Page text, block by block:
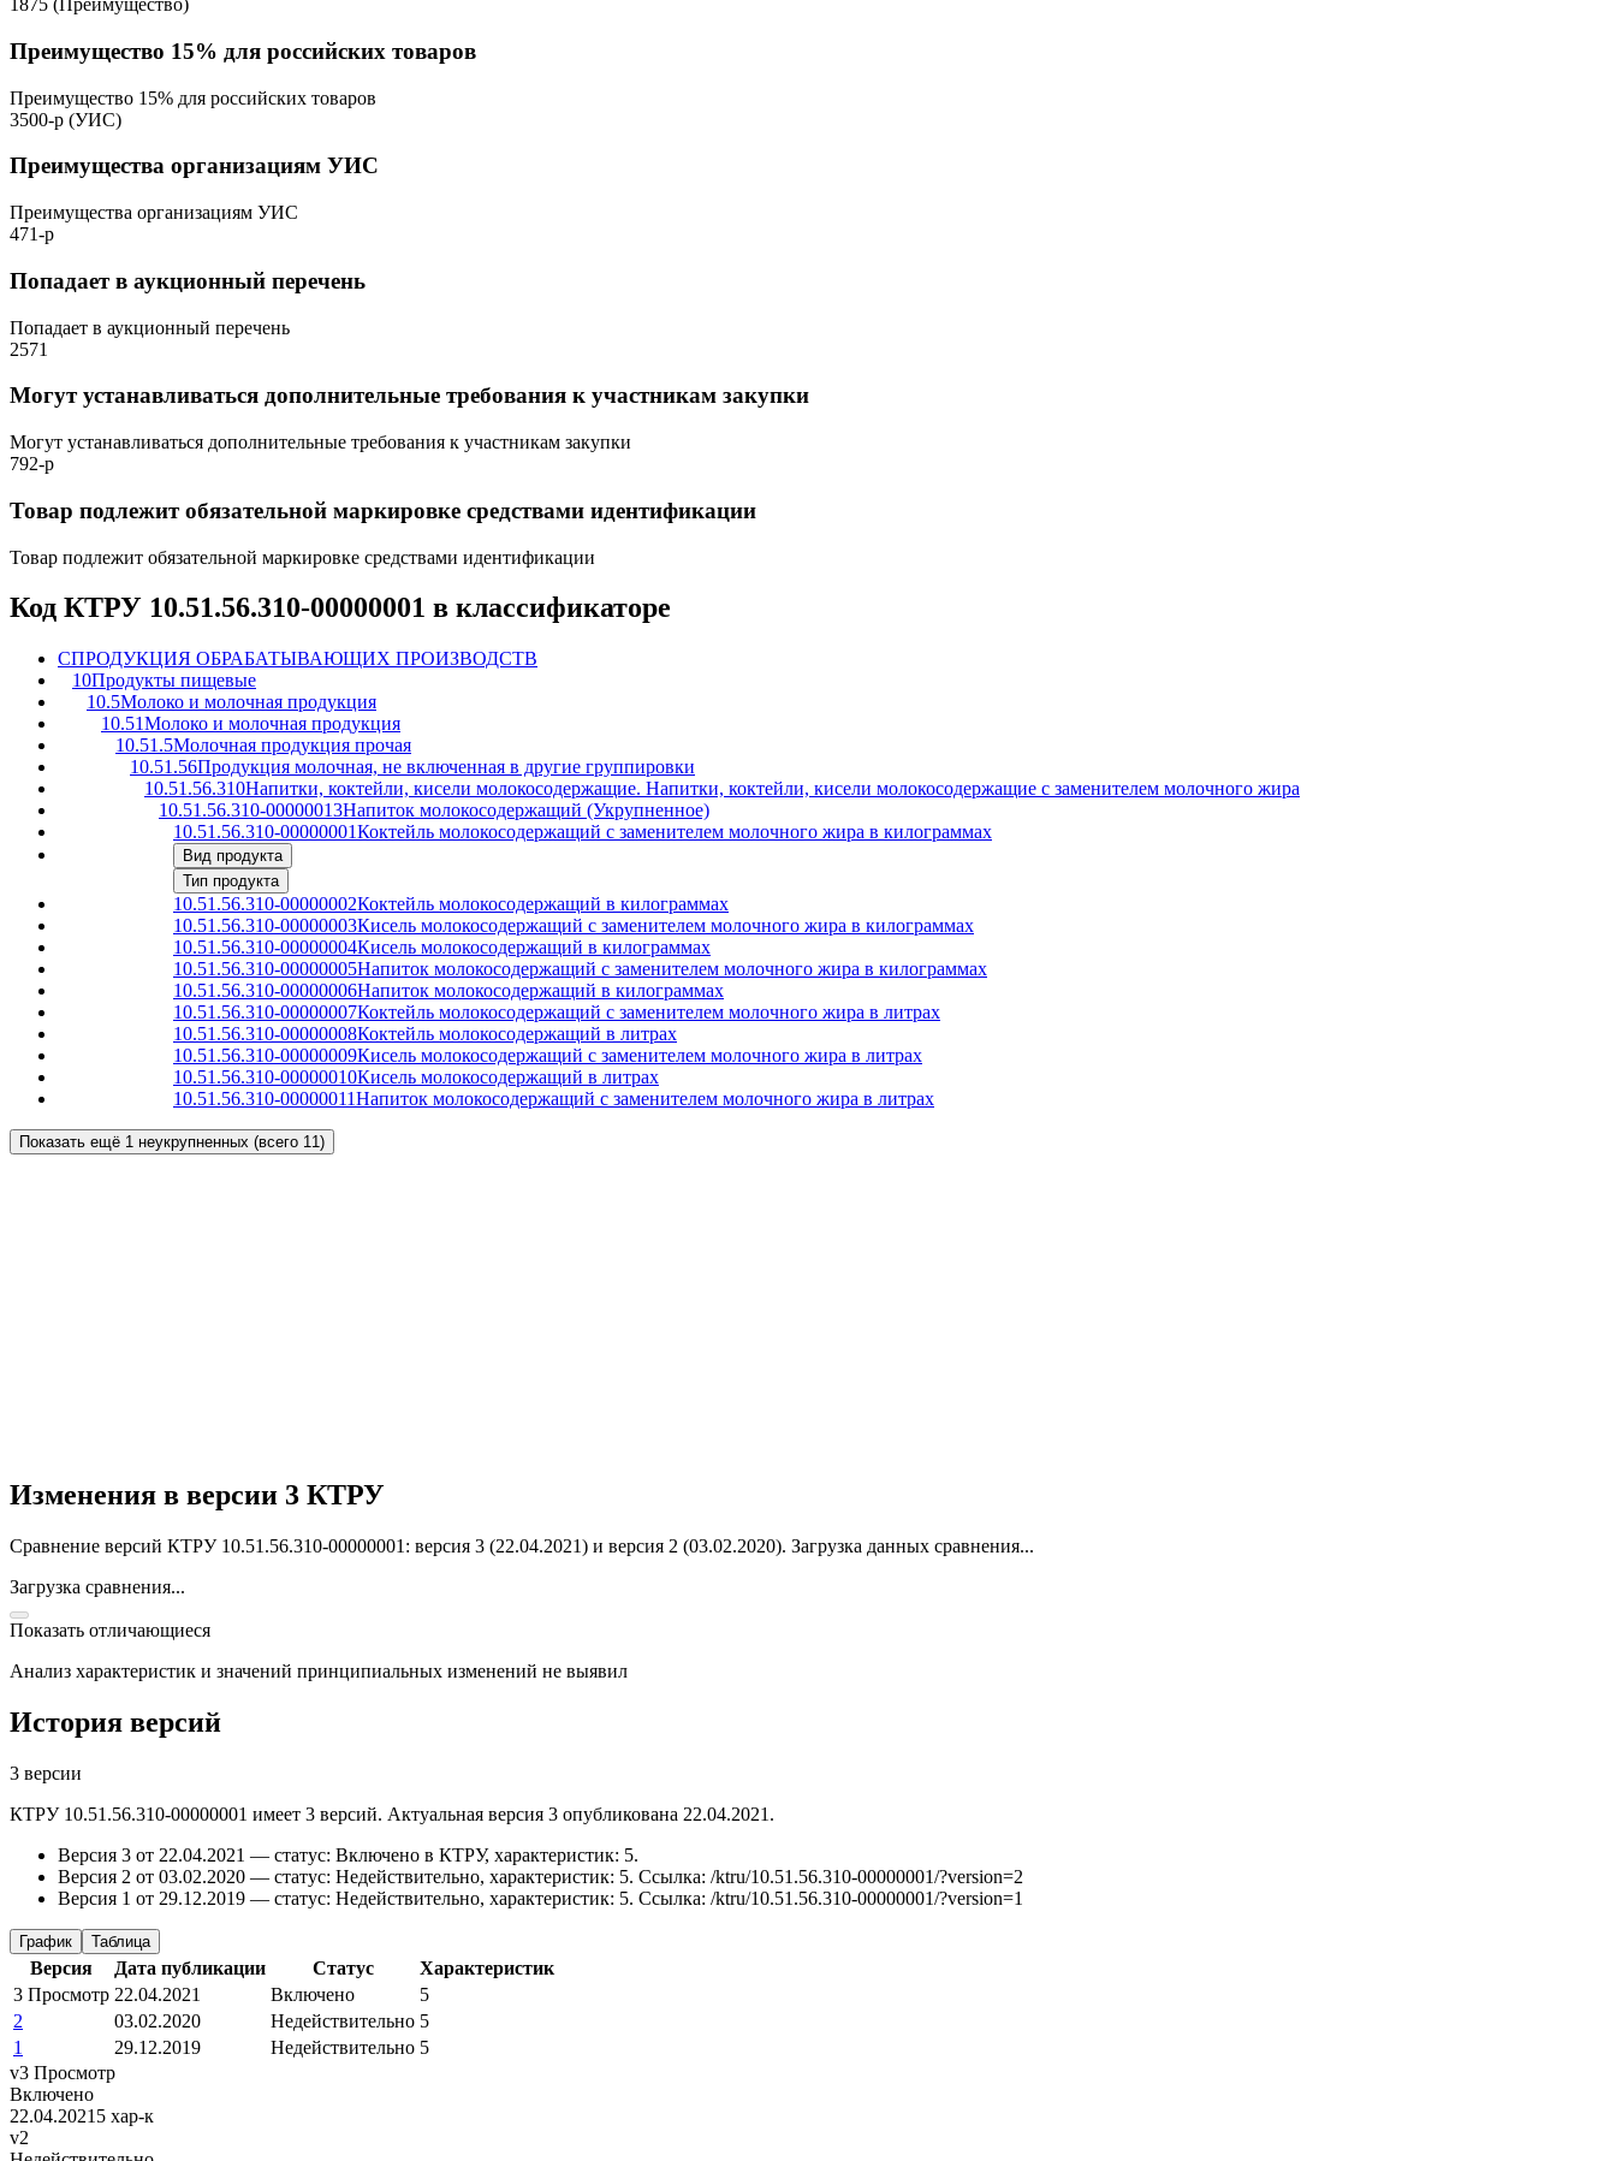
1875 (Преимущество)
Преимущество 15% для российских товаров
Преимущество 15% для российских товаров
3500-р (УИС)
Преимущества организациям УИС
Преимущества организациям УИС
471-р
Попадает в аукционный перечень
Попадает в аукционный перечень
2571
Могут устанавливаться дополнительные требования к участникам закупки
Могут устанавливаться дополнительные требования к участникам закупки
792-р
Товар подлежит обязательной маркировке средствами идентификации
Товар подлежит обязательной маркировке средствами идентификации
Код КТРУ 10.51.56.310-00000001 в классификаторе
CПРОДУКЦИЯ ОБРАБАТЫВАЮЩИХ ПРОИЗВОДСТВ
10Продукты пищевые
10.5Молоко и молочная продукция
10.51Молоко и молочная продукция
10.51.5Молочная продукция прочая
10.51.56Продукция молочная, не включенная в другие группировки
10.51.56.310Напитки, коктейли, кисели молокосодержащие. Напитки, коктейли, кисели молокосодержащие с заменителем молочного жира
10.51.56.310-00000013Напиток молокосодержащий (Укрупненное)
10.51.56.310-00000001Коктейль молокосодержащий с заменителем молочного жира в килограммах
Вид продукта
Тип продукта
10.51.56.310-00000002Коктейль молокосодержащий в килограммах
10.51.56.310-00000003Кисель молокосодержащий с заменителем молочного жира в килограммах
10.51.56.310-00000004Кисель молокосодержащий в килограммах
10.51.56.310-00000005Напиток молокосодержащий с заменителем молочного жира в килограммах
10.51.56.310-00000006Напиток молокосодержащий в килограммах
10.51.56.310-00000007Коктейль молокосодержащий с заменителем молочного жира в литрах
10.51.56.310-00000008Коктейль молокосодержащий в литрах
10.51.56.310-00000009Кисель молокосодержащий с заменителем молочного жира в литрах
10.51.56.310-00000010Кисель молокосодержащий в литрах
10.51.56.310-00000011Напиток молокосодержащий с заменителем молочного жира в литрах
Показать ещё 1 неукрупненных (всего 11)
Изменения в версии 3 КТРУ
Сравнение версий КТРУ 10.51.56.310-00000001: версия 3 (22.04.2021) и версия 2 (03.02.2020). Загрузка данных сравнения...
Загрузка сравнения...
Показать отличающиеся
Анализ характеристик и значений принципиальных изменений не выявил
История версий
3 версии
КТРУ 10.51.56.310-00000001 имеет 3 версий. Актуальная версия 3 опубликована 22.04.2021.
Версия 3 от 22.04.2021 — статус: Включено в КТРУ, характеристик: 5.
Версия 2 от 03.02.2020 — статус: Недействительно, характеристик: 5. Ссылка: /ktru/10.51.56.310-00000001/?version=2
Версия 1 от 29.12.2019 — статус: Недействительно, характеристик: 5. Ссылка: /ktru/10.51.56.310-00000001/?version=1
График Таблица
Версия Дата публикации Статус
Характеристик
3 Просмотр 22.04.2021 Включено
5
2
03.02.2020 Недействительно 5
1
29.12.2019 Недействительно 5
v3 Просмотр
Включено
22.04.2021 5 хар-к
v2